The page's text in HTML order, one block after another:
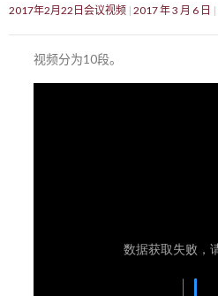
2017年2月22日会议视频 2017 年 3 月 6 日
视频分为10段。